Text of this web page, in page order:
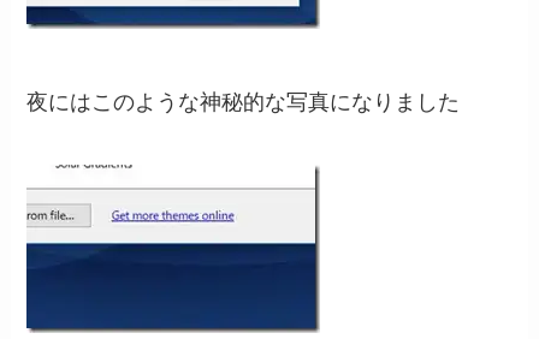
夜にはこのような神秘的な写真になりました